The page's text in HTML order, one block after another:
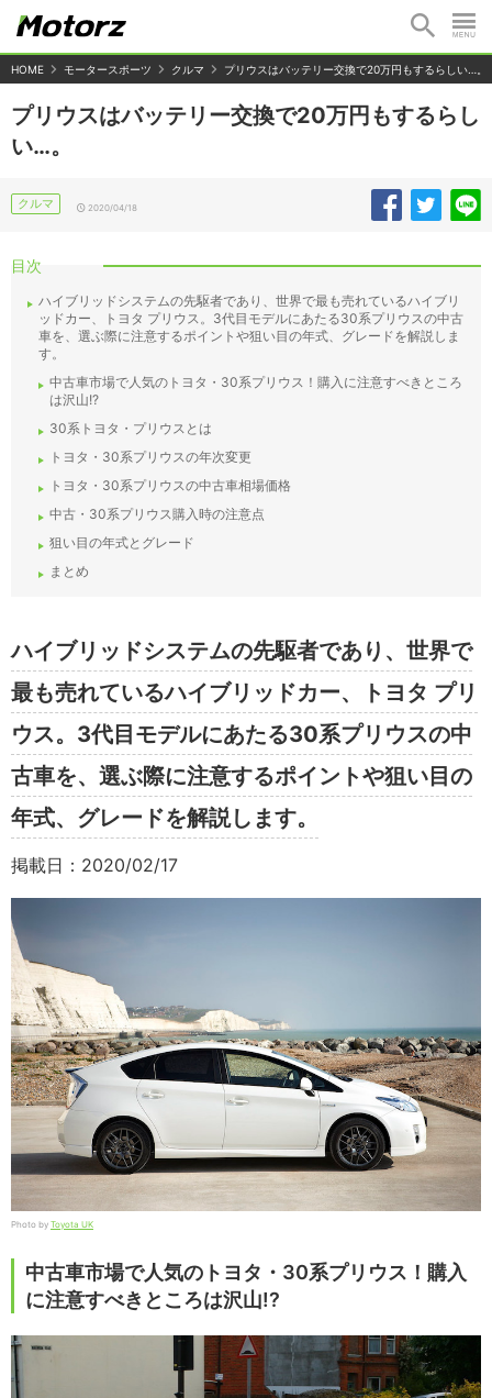
HOME モータースポーツ クルマ プリウスはバッテリー交換で20万円もするらしい…。
プリウスはバッテリー交換で20万円もするらし
い…。
クルマ 2020/04/18
目次
ハイブリッドシステムの先駆者であり、世界で最も売れているハイブリ
ッドカー、トヨタ プリウス。3代目モデルにあたる30系プリウスの中古
車を、選ぶ際に注意するポイントや狙い目の年式、グレードを解説しま
す。
中古車市場で人気のトヨタ・30系プリウス！購入に注意すべきところ
は沢山!?
30系トヨタ・プリウスとは
トヨタ・30系プリウスの年次変更
トヨタ・30系プリウスの中古車相場価格
中古・30系プリウス購入時の注意点
狙い目の年式とグレード
まとめ
ハイブリッドシステムの先駆者であり、世界で
最も売れているハイブリッドカー、トヨタ プリ
ウス。3代目モデルにあたる30系プリウスの中
古車を、選ぶ際に注意するポイントや狙い目の
年式、グレードを解説します。
掲載日：2020/02/17
Photo by Toyota UK
中古車市場で人気のトヨタ・30系プリウス！購入
に注意すべきところは沢山!?